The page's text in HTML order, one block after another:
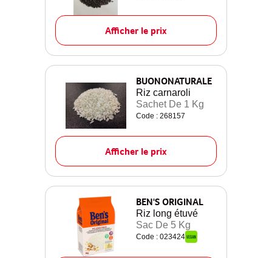
Afficher le prix
BUONONATURALE
Riz carnaroli
Sachet De 1 Kg
Code : 268157
Afficher le prix
BEN'S ORIGINAL
Riz long étuvé
Sac De 5 Kg
Code : 023424